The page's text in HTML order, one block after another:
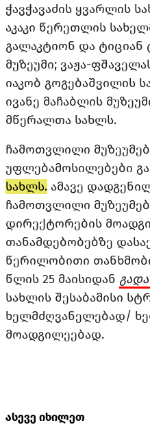
ჭავჭავაძის ყვარლის
აკაკი წერეთლის
გალაკტიონ და ტიციან
მუზეუმი; ვაჟა-
იაკობ გოგებაშვილის
ივანე მაჩაბლის
მწერალთა სახლს.
ჩამოთვლილი
უფლებამოსილებები
სახლს. ამავე
ჩამოთვლილი
დირექტორების
თანამდებობებზე
წერილობითი
წლის 25 მაისიდან
სახლის შესაბამისი
ხელმძღვანელებად/
მოადგილეებად.
ასევე იხილეთ